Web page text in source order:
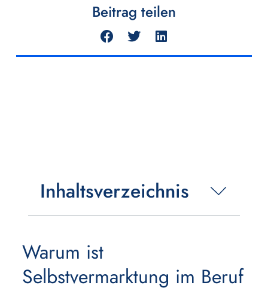
Beitrag teilen
Inhaltsverzeichnis
Warum ist
Selbstvermarktung im Beruf